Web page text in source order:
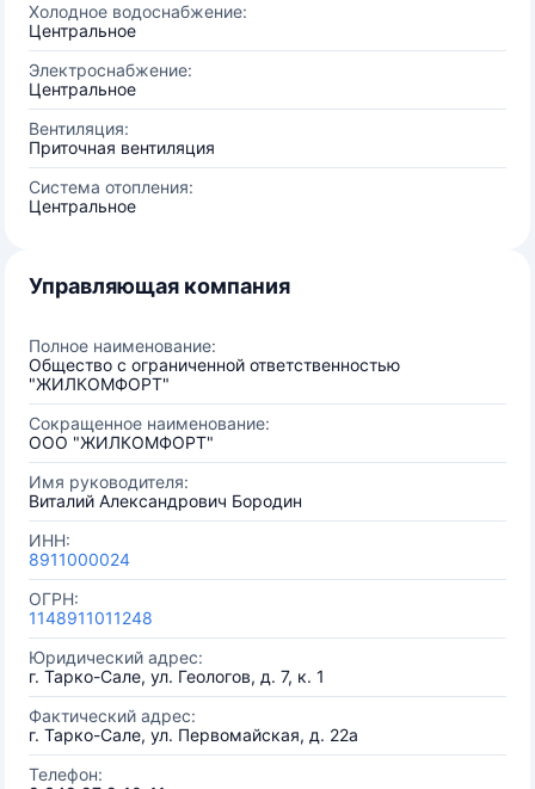
Холодное водоснабжение:
Центральное
Электроснабжение:
Центральное
Вентиляция:
Приточная вентиляция
Система отопления:
Центральное
Управляющая компания
Полное наименование:
Общество с ограниченной ответственностью
"ЖИЛКОМФОРТ"
Сокращенное наименование:
ООО "ЖИЛКОМФОРТ"
Имя руководителя:
Виталий Александрович Бородин
ИНН:
8911000024
ОГРН:
1148911011248
Юридический адрес:
г. Тарко-Сале, ул. Геологов, д. 7, к. 1
Фактический адрес:
г. Тарко-Сале, ул. Первомайская, д. 22а
Телефон: